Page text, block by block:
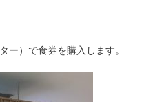
ー）で食券を購入します。